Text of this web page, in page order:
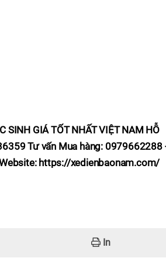
SINH GIÁ TỐT NHẤT VIỆT NAM HỖ
Tư vấn Mua hàng: 0979662288
https://xedienbaonam.com/
In